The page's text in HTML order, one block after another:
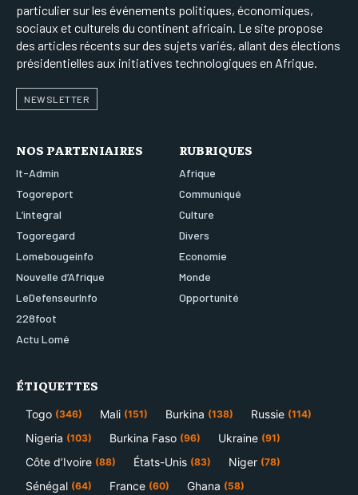
particulier sur les événements politiques, économiques,
sociaux et culturels du continent africain. Le site propose
des articles récents sur des sujets variés, allant des élections
présidentielles aux initiatives technologiques en Afrique.
NEWSLETTER
NOS PARTENIAIRES
It-Admin
Togoreport
L’integral
Togoregard
Lomebougeinfo
Nouvelle d’Afrique
LeDefenseurInfo
228foot
Actu Lomé
RUBRIQUES
Afrique
Communiqué
Culture
Divers
Economie
Monde
Opportunité
ÉTIQUETTES
Togo (346) Mali (151) Burkina (138) Russie (114)
Nigeria (103) Burkina Faso (96) Ukraine (91)
Côte d’Ivoire (88) États-Unis (83) Niger (78)
Sénégal (64) France (60) Ghana (58)